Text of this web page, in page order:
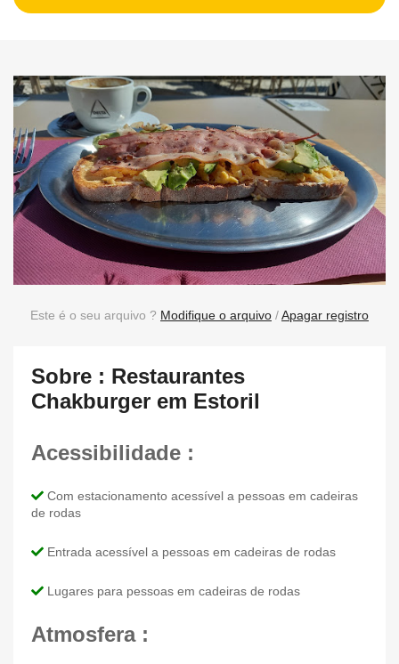
Este é o seu arquivo ? Modifique o arquivo /Apagar registro
Sobre : Restaurantes
Chakburger em Estoril
Acessibilidade :
Com estacionamento acessível a pessoas em cadeiras
de rodas
Entrada acessível a pessoas em cadeiras de rodas
Lugares para pessoas em cadeiras de rodas
Atmosfera :